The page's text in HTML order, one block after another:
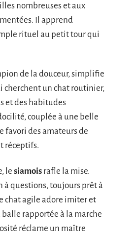
nombreuses et aux
Il apprend
rituel au petit tour qui
de la douceur, simplifie
cherchent un chat routinier,
et des habitudes
couplée à une belle
favori des amateurs de
réceptifs.
le siamois rafle la mise.
questions, toujours prêt à
chat agile adore imiter et
rapportée à la marche
réclame un maître